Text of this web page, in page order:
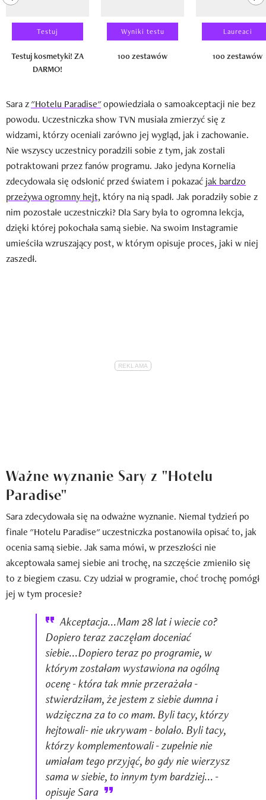
Testuj
Testuj kosmetyki! ZA
DARMO!
Wyniki testu
100 zestawów
Laureaci
100 zestawów
Sara z"Hotelu Paradise"opowiedziała o samoakceptacji nie bez
powodu. Uczestniczka show TVN musiała zmierzyć się z
widzami, którzy oceniali zarówno jej wygląd, jak i zachowanie.
Nie wszyscy uczestnicy poradzili sobie z tym, jak zostali
potraktowani przez fanów programu. Jako jedyna Kornelia
zdecydowała się odsłonić przed światem i pokazać jak bardzo
przeżywa ogromny hejt, który na nią spadł. Jak poradziły sobie z
nim pozostałe uczestniczki? Dla Sary była to ogromna lekcja,
dzięki której pokochała samą siebie. Na swoim Instagramie
umieściła wzruszający post, w którym opisuje proces, jaki w niej
zaszedł.
Ważne wyznanie Sary z "Hotelu
Paradise"
Sara zdecydowała się na odważne wyznanie. Niemal tydzień po
finale "Hotelu Paradise" uczestniczka postanowiła opisać to, jak
ocenia samą siebie. Jak sama mówi, w przeszłości nie
akceptowała samej siebie ani trochę, na szczęście zmieniło się
to z biegiem czasu. Czy udział w programie, choć trochę pomógł
jej w tym procesie?
Akceptacja...Mam 28 lat i wiecie co?
Dopiero teraz zaczęłam doceniać
siebie...Dopiero teraz po programie, w
którym zostałam wystawiona na ogólną
ocenę - która tak mnie przerażała -
stwierdziłam, że jestem z siebie dumna i
wdzięczna za to co mam. Byli tacy, którzy
hejtowali- nie ukrywam - bolało. Byli tacy,
którzy komplementowali - zupełnie nie
umiałam tego przyjąć, bo gdy nie wierzysz
sama w siebie, to innym tym bardziej... -
opisuje Sara